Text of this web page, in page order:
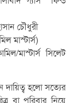
চৌধুরী
মাস্টার্স)
মাস্টার্স সিলেট
দায়িত্ব হলো সত্যের
বা পরিবার নিয়ে